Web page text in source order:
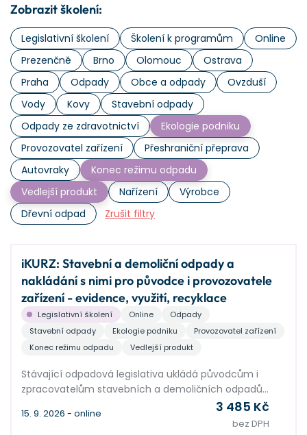
Zobrazit školení:
Legislativní školení Školení k programům
Online
Prezenčně
Brno Olomouc
Ostrava
Praha
Odpady Obce a odpady
Ovzduší
Vody
Kovy
Stavební odpady
Odpady ze zdravotnictví
Ekologie podniku
Provozovatel zařízení
Přeshraniční přeprava
Autovraky
Konec režimu odpadu
Vedlejší produkt
Nařízení
Výrobce
Dřevní odpad
Zrušit filtry
iKURZ: Stavební a demoliční odpady a
nakládání s nimi pro původce i provozovatele
zařízení - evidence, využití, recyklace
Legislativní školení Online
Odpady
Stavební odpady
Ekologie podniku
Provozovatel zařízení
Konec režimu odpadu
Vedlejší produkt
Stávající odpadová legislativa ukládá původcům i
zpracovatelům stavebních a demoličních odpadů
řadu povinností. Cílem má být maximální možné
využití těchto odpadů, a také znovupoužití stavebních
15. 9. 2026 - online 3 485 Kč
bez DPH